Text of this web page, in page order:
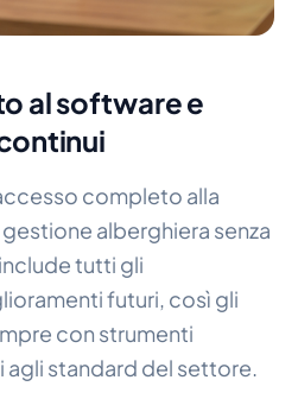
al software e
completo alla
alberghiera senza
tutti gli
futuri, così gli
con strumenti
standard del settore.